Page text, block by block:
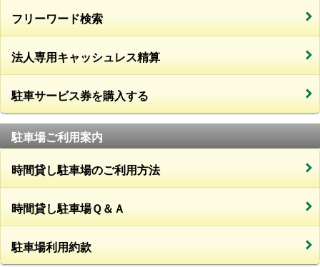
フリーワード検索
法人専用キャッシュレス精算
駐車サービス券を購入する
駐車場ご利用案内
時間貸し駐車場のご利用方法
時間貸し駐車場Ｑ＆Ａ
駐車場利用約款